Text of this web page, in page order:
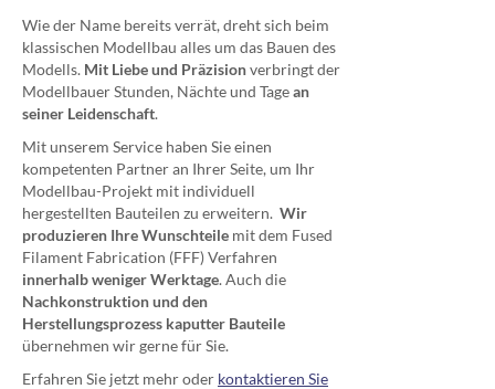
Wie der Name bereits verrät, dreht sich beim
klassischen Modellbau alles um das Bauen des
Modells. Mit Liebe und Präzisionverbringt der
Modellbauer Stunden, Nächte und Tagean
seiner Leidenschaft.
Mit unserem Service haben Sie einen
kompetenten Partner an Ihrer Seite, um Ihr
Modellbau-Projekt mit individuell
hergestellten Bauteilen zu erweitern. Wir
produzieren Ihre Wunschteile mit dem Fused
Filament Fabrication (FFF) Verfahren
innerhalb weniger Werktage. Auch die
Nachkonstruktion und den
Herstellungsprozess kaputter Bauteile
übernehmen wirgernefür Sie.
Erfahren Sie jetzt mehr oder kontaktieren Sie